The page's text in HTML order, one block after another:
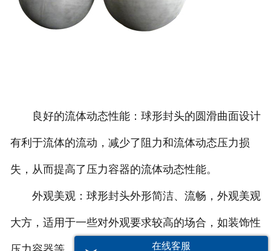
良好的流体动态性能：球形封头的圆滑曲面设计
有利于流体的流动，减少了阻力和流体动态压力损
失，从而提高了压力容器的流体动态性能。
外观美观：球形封头外形简洁、流畅，外观美观
大方，适用于一些对外观要求较高的场合，如装饰性
在线客服